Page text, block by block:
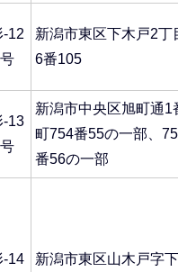
-12
号
新潟市東区下木戸2丁目
6番105
-13
号
新潟市中央区旭町通1番
町754番55の一部、754
番56の一部
-14
新潟市東区山木戸字下